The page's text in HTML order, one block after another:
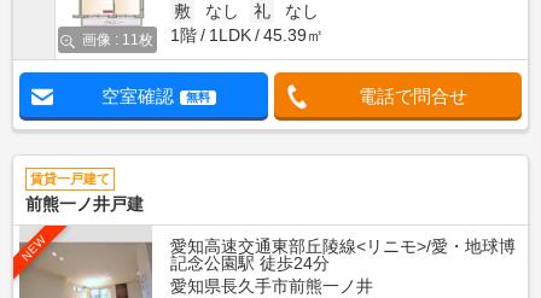
画像 : 11枚
敷
なし 礼
なし
1階
1LDK 45.39㎡
空室確認 無料 電話で問合せ
賃貸一戸建て
前熊一ノ井戸建
NEW
愛知高速交通東部丘陵線<リニモ>/愛・地球博
記念公園駅 徒歩24分
愛知県長久手市前熊一ノ井